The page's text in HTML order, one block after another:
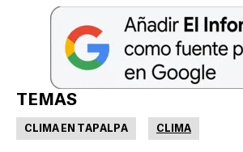
TEMAS
CLIMA EN TAPALPA CLIMA